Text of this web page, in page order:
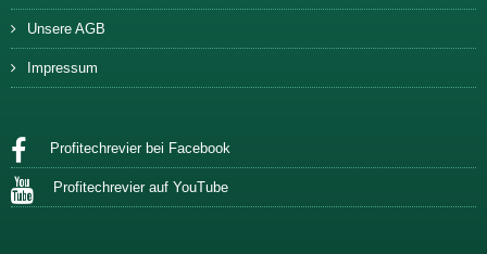
Unsere AGB
Impressum
Profitechrevier bei Facebook
Profitechrevier auf YouTube